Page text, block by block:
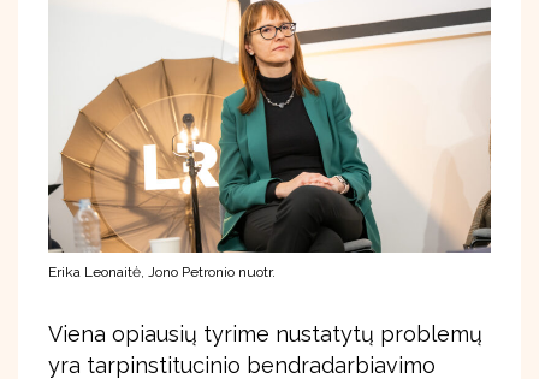
Erika Leonaitė, Jono Petronio nuotr.
Viena opiausių tyrime nustatytų problemų
yra tarpinstitucinio bendradarbiavimo